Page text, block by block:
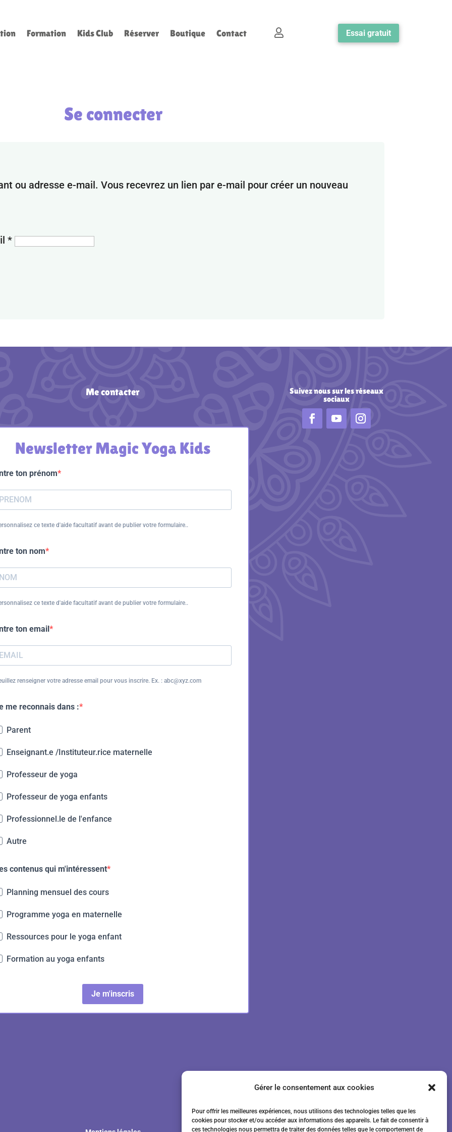
Gérer le consentement aux cookies
Pour offrir les meilleures expériences, nous utilisons des technologies telles que les
cookies pour stocker et/ou accéder aux informations des appareils. Le fait de consentir à
ces technologies nous permettra de traiter des données telles que le comportement de
Formation Kids Club Réserver Boutique Contact  Essai gratuit
Se connecter
ou adresse e-mail. Vous recevrez un lien par e-mail pour créer un nouveau
*
Me contacter
Newsletter Magic Yoga Kids
ton prénom
ce texte d'aide facultatif avant de publier votre formulaire..
ton nom
ce texte d'aide facultatif avant de publier votre formulaire..
ton email
renseigner votre adresse email pour vous inscrire. Ex. : abc@xyz.com
me reconnais dans :
Parent
Enseignant.e /Instituteur.rice maternelle
Professeur de yoga
Professeur de yoga enfants
Professionnel.le de l'enfance
Autre
contenus qui m'intéressent
Planning mensuel des cours
Programme yoga en maternelle
Ressources pour le yoga enfant
Formation au yoga enfants
Je m'inscris
Suivez noussur les réseaux
sociaux